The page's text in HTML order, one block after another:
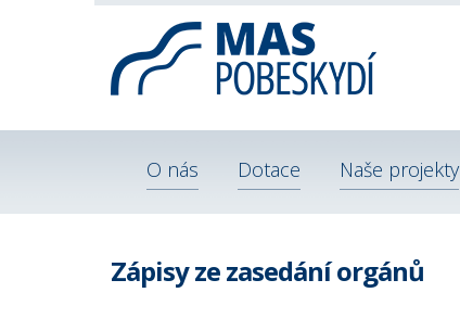
O nás Dotace Naše projekty
Zápisy ze zasedání orgánů